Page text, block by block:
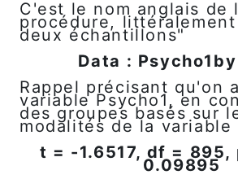
C'est le nom anglais de
procédure,
deux échantillons"
Data :
Rappel précisant qu'on
variable Psycho1, en
des groupes basés sur
modalités de la variable
t = -1.6517, df = 895,
0.09895